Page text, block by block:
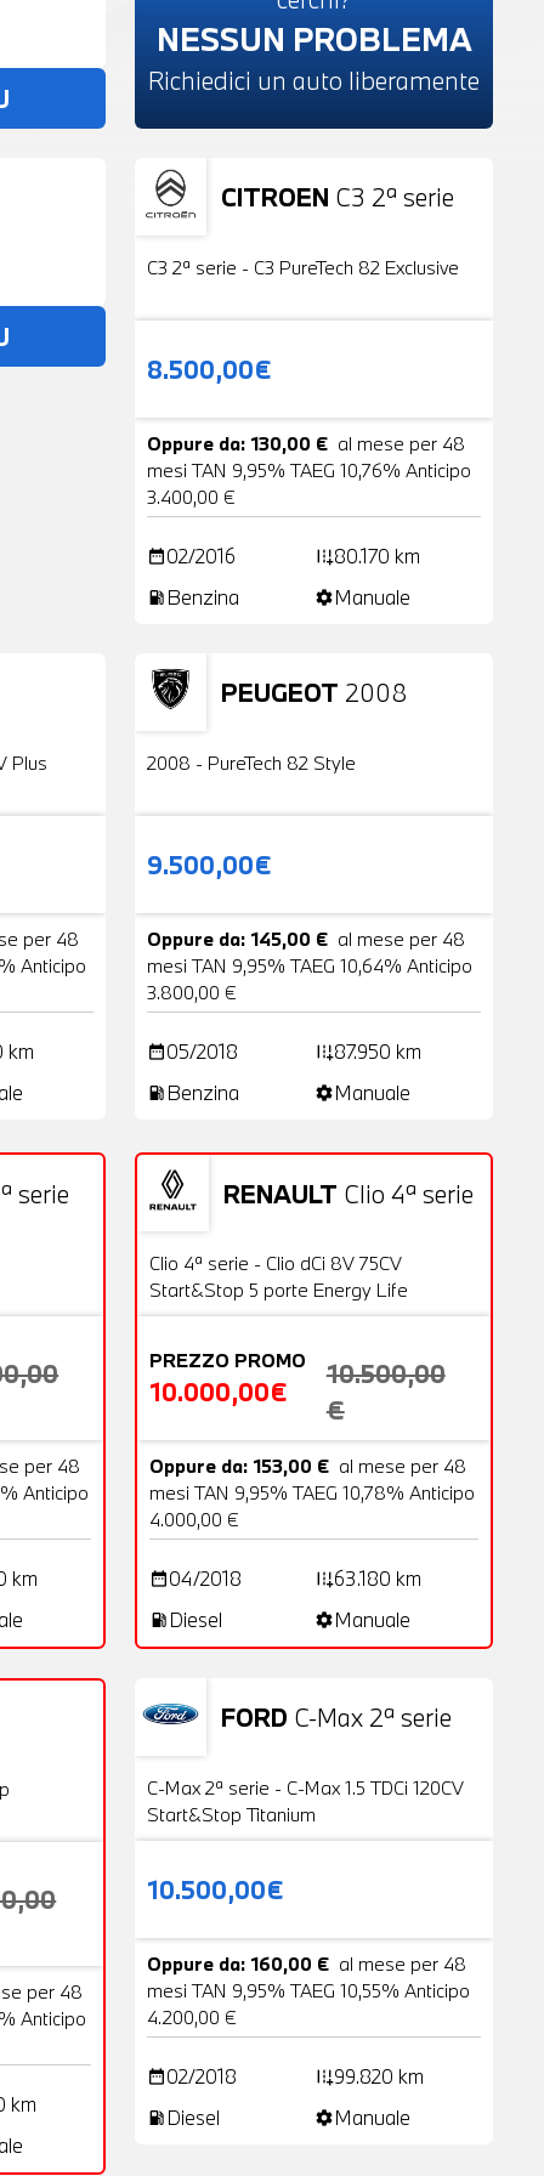
NESSUN PROBLEMA
Richiedici un auto liberamente
CITROEN C3 2ª serie
Usato 19 Foto
C3 2ª serie - C3 PureTech 82 Exclusive
8.500,00€
Oppure da: 130,00 € al mese per 48
mesi TAN 9,95% TAEG 10,76% Anticipo
3.400,00 €
date_range02/2016 add_road80.170 km
local_gas_station Benzina settingsManuale
Plus
per 48
Anticipo
km
PEUGEOT 2008
Usato
2008 - PureTech 82 Style
9.500,00€
Oppure da: 145,00 € al mese per 48
mesi TAN 9,95% TAEG 10,64% Anticipo
3.800,00 €
date_range05/2018 add_road87.950 km
local_gas_station Benzina settingsManuale
serie
18 Foto
per 48
Anticipo
km
RENAULT Clio 4ª serie
OFFERTA
Usato 20 Foto
Clio 4ª serie - Clio dCi 8V 75CV
Start&Stop 5 porte Energy Life
PREZZO PROMO
10.000,00€
10.500,00
€
Oppure da: 153,00 € al mese per 48
mesi TAN 9,95% TAEG 10,78% Anticipo
4.000,00 €
date_range04/2018 add_road63.180 km
local_gas_station Diesel settingsManuale
per 48
Anticipo
km
FORD C-Max 2ª serie
VENDUTA
Usato
C-Max 2ª serie - C-Max 1.5 TDCi 120CV
Start&Stop Titanium
10.500,00€
Oppure da: 160,00 € al mese per 48
mesi TAN 9,95% TAEG 10,55% Anticipo
4.200,00 €
date_range02/2018 add_road99.820 km
local_gas_station Diesel settingsManuale